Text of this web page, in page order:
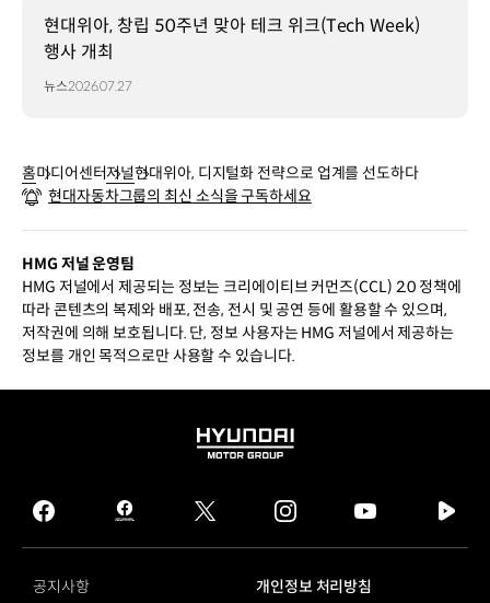
현대위아, 창립 50주년 맞아 테크 위크(Tech Week)
행사 개최
뉴스2026.07.27
홈미디어센터저널현대위아, 디지털화 전략으로 업계를 선도하다
현대자동차그룹의 최신 소식을 구독하세요
HMG 저널 운영팀
HMG 저널에서 제공되는 정보는 크리에이티브 커먼즈(CCL) 2.0 정책에
따라 콘텐츠의 복제와 배포, 전송, 전시 및 공연 등에 활용할 수 있으며,
저작권에 의해 보호됩니다. 단, 정보 사용자는 HMG 저널에서 제공하는
정보를 개인 목적으로만 사용할 수 있습니다.
HYUNDAI
GROUP
facebook
hmg
journal
twitter instagram
tv
공지사항
개인정보 처리방침